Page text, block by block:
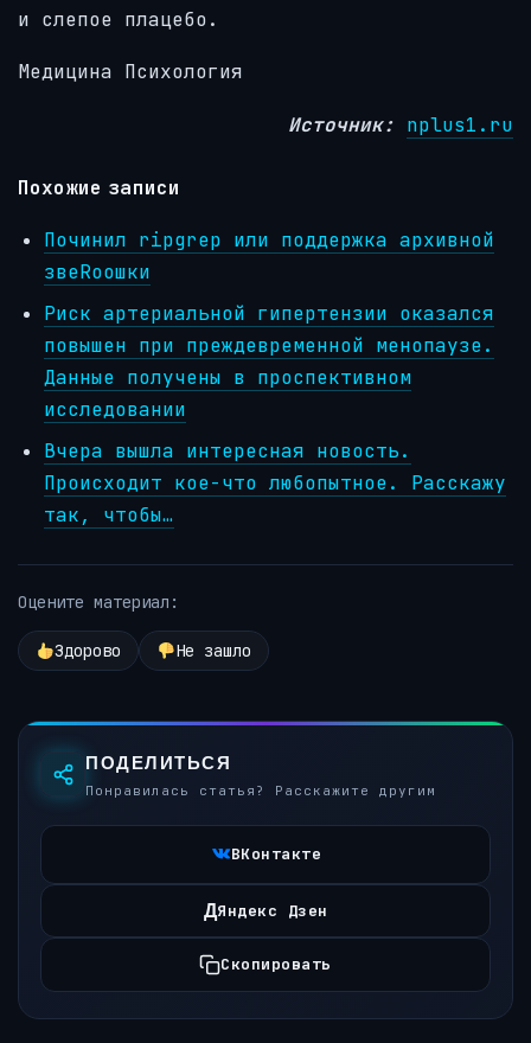
и слепое плацебо.
Медицина Психология
Источник: nplus1.ru
Похожие записи
Починил ripgrep или поддержка архивной
звеRooшки
Риск артериальной гипертензии оказался
повышен при преждевременной менопаузе.
Данные получены в проспективном
исследовании
Вчера вышла интересная новость.
Происходит кое-что любопытное. Расскажу
так, чтобы…
Оцените материал:
Здорово Не зашло
ПОДЕЛИТЬСЯ
Понравилась статья? Расскажите другим
ВКонтакте
ДЯндекс Дзен
Скопировать